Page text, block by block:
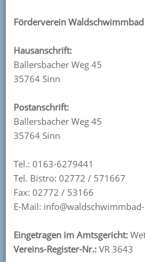
Kurse
Kioskangebote
Unterstützer
Team
Pressearchiv
Mitglied werden
Förderverein Waldschwimmbad
Hausanschrift:
Ballersbacher Weg 45
35764 Sinn
Postanschrift:
Ballersbacher Weg 45
35764 Sinn
Tel.: 0163-6279441
Tel. Bistro: 02772 / 571667
Fax: 02772 / 53166
E-Mail:
Eingetragen im Amtsgericht:
Vereins-Register-Nr.: VR 3643